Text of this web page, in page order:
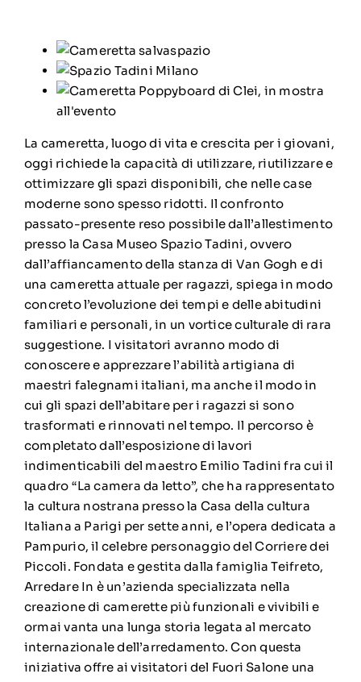
La cameretta, luogo di vita e crescita per i giovani,
oggi richiede la capacità di utilizzare, riutilizzare e
ottimizzare gli spazi disponibili, che nelle case
moderne sono spesso ridotti. Il confronto
passato-presente reso possibile dall’allestimento
presso la Casa Museo Spazio Tadini, ovvero
dall’affiancamento della stanza di Van Gogh e di
una cameretta attuale per ragazzi, spiega in modo
concreto l’evoluzione dei tempi e delle abitudini
familiari e personali, in un vortice culturale di rara
suggestione. I visitatori avranno modo di
conoscere e apprezzare l’abilità artigiana di
maestri falegnami italiani, ma anche il modo in
cui gli spazi dell’abitare per i ragazzi si sono
trasformati e rinnovati nel tempo. Il percorso è
completato dall’esposizione di lavori
indimenticabili del maestro Emilio Tadini fra cui il
quadro “La camera da letto”, che ha rappresentato
la cultura nostrana presso la Casa della cultura
Italiana a Parigi per sette anni, e l’opera dedicata a
Pampurio, il celebre personaggio del Corriere dei
Piccoli. Fondata e gestita dalla famiglia Teifreto,
Arredare In è un’azienda specializzata nella
creazione di camerette più funzionali e vivibili e
ormai vanta una lunga storia legata al mercato
internazionale dell’arredamento. Con questa
iniziativa offre ai visitatori del Fuori Salone una